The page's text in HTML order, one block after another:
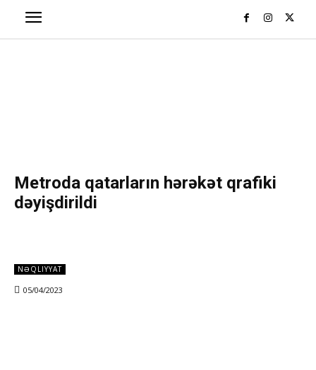
Metroda qatarların hərəkət qrafiki
dəyişdirildi
NƏQLIYYAT
05/04/2023